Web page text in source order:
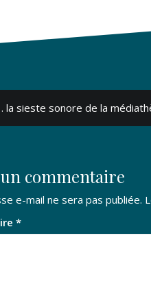
la sieste sonore de la
commentaire
e-mail ne sera pas publiée.
*